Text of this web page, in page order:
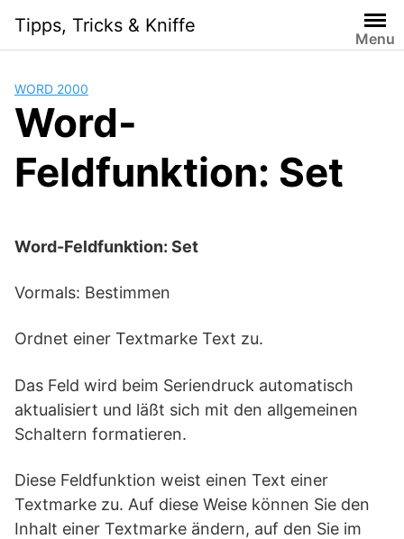
content
Tipps, Tricks & Kniffe
Menu
WORD 2000
Word-
Feldfunktion: Set
Word-Feldfunktion: Set
Vormals: Bestimmen
Ordnet einer Textmarke Text zu.
Das Feld wird beim Seriendruck automatisch
aktualisiert und läßt sich mit den allgemeinen
Schaltern formatieren.
Diese Feldfunktion weist einen Text einer
Textmarke zu. Auf diese Weise können Sie den
Inhalt einer Textmarke ändern, auf den Sie im